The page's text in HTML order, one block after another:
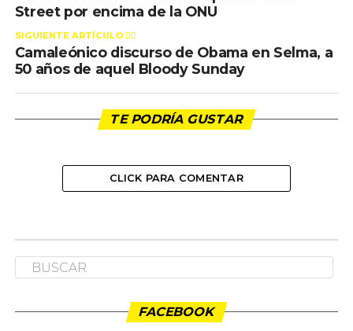
Street por encima de la ONU
SIGUIENTE ARTÍCULO 👈🏻
Camaleónico discurso de Obama en Selma, a
50 años de aquel Bloody Sunday
TE PODRÍA GUSTAR
CLICK PARA COMENTAR
COLUMNISTAS
El momento de la izquierda